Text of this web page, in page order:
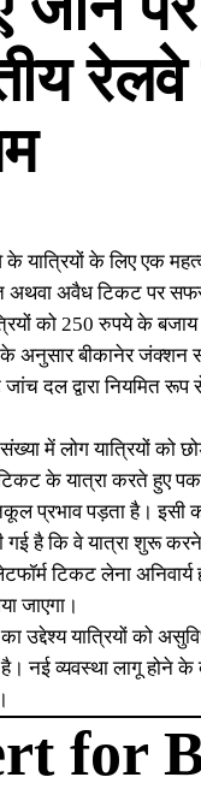
यात्रियों के लिए एक
अथवा अवैध टिकट पर
को 250 रुपये के
अनुसार बीकानेर जंक्शन
दल द्वारा नियमित
में लोग यात्रियों
टिकट के यात्रा करते
प्रभाव पड़ता है।
गई है कि वे यात्रा शुरू
टिकट लेना
जाएगा।
उद्देश्य यात्रियों को
नई व्यवस्था लागू होने
for